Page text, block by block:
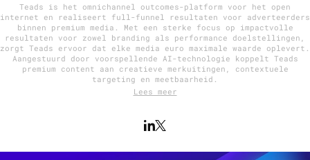
9 sept: GenAI-training
12 nov: MarketingLive!
Adverteren
Events
Partners
Teads is het omnichannel outcomes-platform voor het open
internet en realiseert full-funnel resultaten voor adverteerders
binnen premium media. Met een sterke focus op impactvolle
resultaten voor zowel branding als performance doelstellingen,
zorgt Teads ervoor dat elke media euro maximale waarde oplevert.
Aangestuurd door voorspellende AI-technologie koppelt Teads
premium content aan creatieve merkuitingen, contextuele
targeting en meetbaarheid.
Lees meer